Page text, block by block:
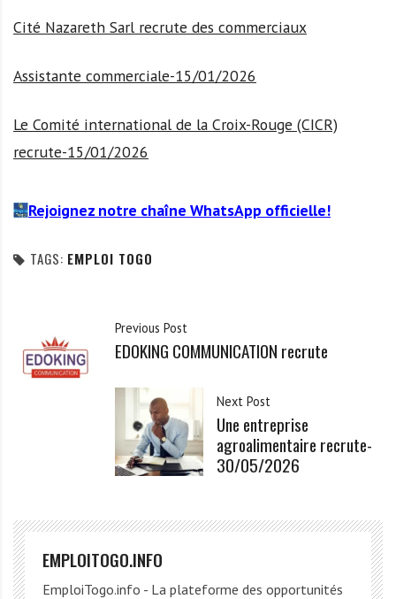
Cité Nazareth Sarl recrute des commerciaux
Assistante commerciale-15/01/2026
Le Comité international de la Croix-Rouge (CICR)
recrute-15/01/2026
Rejoignez notre chaîne WhatsApp officielle!
TAGS: EMPLOI TOGO
Previous Post
EDOKING COMMUNICATION recrute
Next Post
Une entreprise
agroalimentaire recrute-
30/05/2026
EMPLOITOGO.INFO
EmploiTogo.info - La plateforme des opportunités